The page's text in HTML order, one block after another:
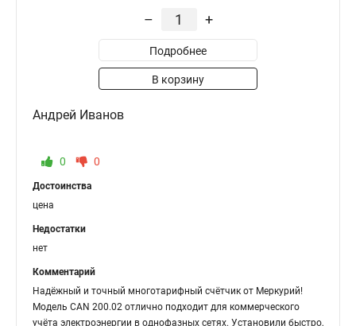
– +
Подробнее
В корзину
Андрей Иванов
0 0
Достоинства
цена
Недостатки
нет
Комментарий
Надёжный и точный многотарифный счётчик от Меркурий!
Модель CAN 200.02 отлично подходит для коммерческого
учёта электроэнергии в однофазных сетях. Установили быстро,